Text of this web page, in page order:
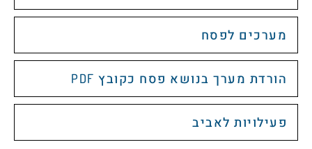
מערכים לפסח
הורדת מערך בנושא פסח כקובץ PDF
פעילויות לאביב